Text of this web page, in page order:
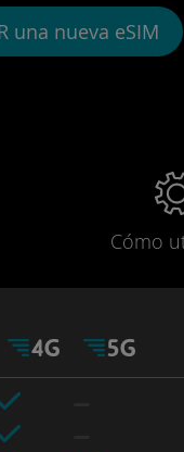
una nueva eSIM
Cómo